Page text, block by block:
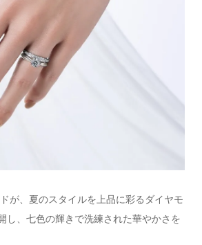
が、夏のスタイルを上品に彩るダイヤモ
し、七色の輝きで洗練された華やかさを